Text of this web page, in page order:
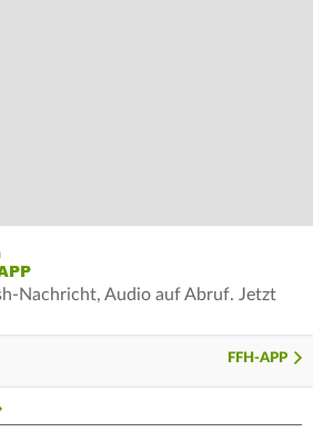
Nachricht, Audio auf Abruf. Jetzt
FFH-APP